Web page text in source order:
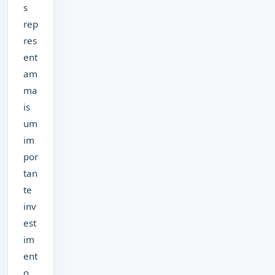
s
rep
res
ent
am
ma
is
um
im
por
tan
te
inv
est
im
ent
o